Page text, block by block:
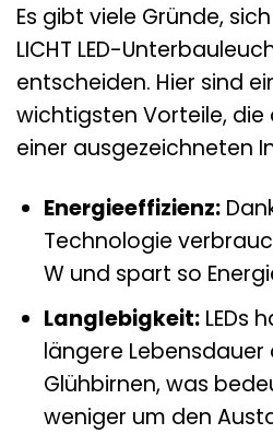
Es gibt viele Gründe, sich
LICHT LED-
entscheiden. Hier sind
wichtigsten Vorteile, die
einer ausgezeichneten
Energieeffizienz:
Technologie
W und spart so
Langlebigkeit:LEDs
längere
Glühbirnen, was
weniger um den